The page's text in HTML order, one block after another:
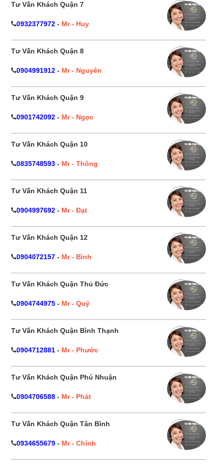
Tư Vấn Khách Quận 7
0932377972 - Mr - Huy
Tư Vấn Khách Quận 8
0904991912 - Mr - Nguyên
Tư Vấn Khách Quận 9
0901742092 - Mr - Ngọc
Tư Vấn Khách Quận 10
0835748593 - Mr - Thông
Tư Vấn Khách Quận 11
0904997692 - Mr - Đạt
Tư Vấn Khách Quận 12
0904072157 - Mr - Bình
Tư Vấn Khách Quận Thủ Đức
0904744975 - Mr - Quý
Tư Vấn Khách Quận Bình Thạnh
0904712881 - Mr - Phước
Tư Vấn Khách Quận Phú Nhuận
0904706588 - Mr - Phát
Tư Vấn Khách Quận Tân Bình
0934655679 - Mr - Chính